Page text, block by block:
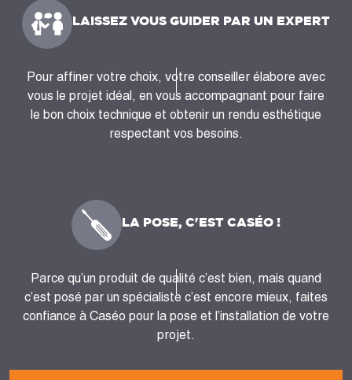
LAISSEZ VOUS GUIDER PAR UN EXPERT
Pour affiner votre choix, votre conseiller élabore avec
vous le projet idéal, en vous accompagnant pour faire
le bon choix technique et obtenir un rendu esthétique
respectant vos besoins.
LA POSE, C'EST CASÉO !
Parce qu’un produit de qualité c’est bien, mais quand
c’est posé par un spécialiste c’est encore mieux, faites
confiance à Caséo pour la pose et l’installation de votre
projet.